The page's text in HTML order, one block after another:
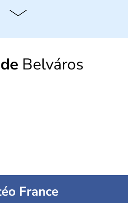
aussi appelée « pays magyar
bien-sûr le hongrois et la
s'appelle Budapest.
Belváros
France